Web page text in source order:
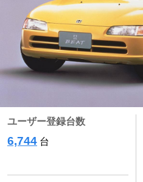
ユーザー登録台数
6,744 台